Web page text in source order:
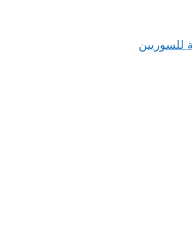
للسوريين